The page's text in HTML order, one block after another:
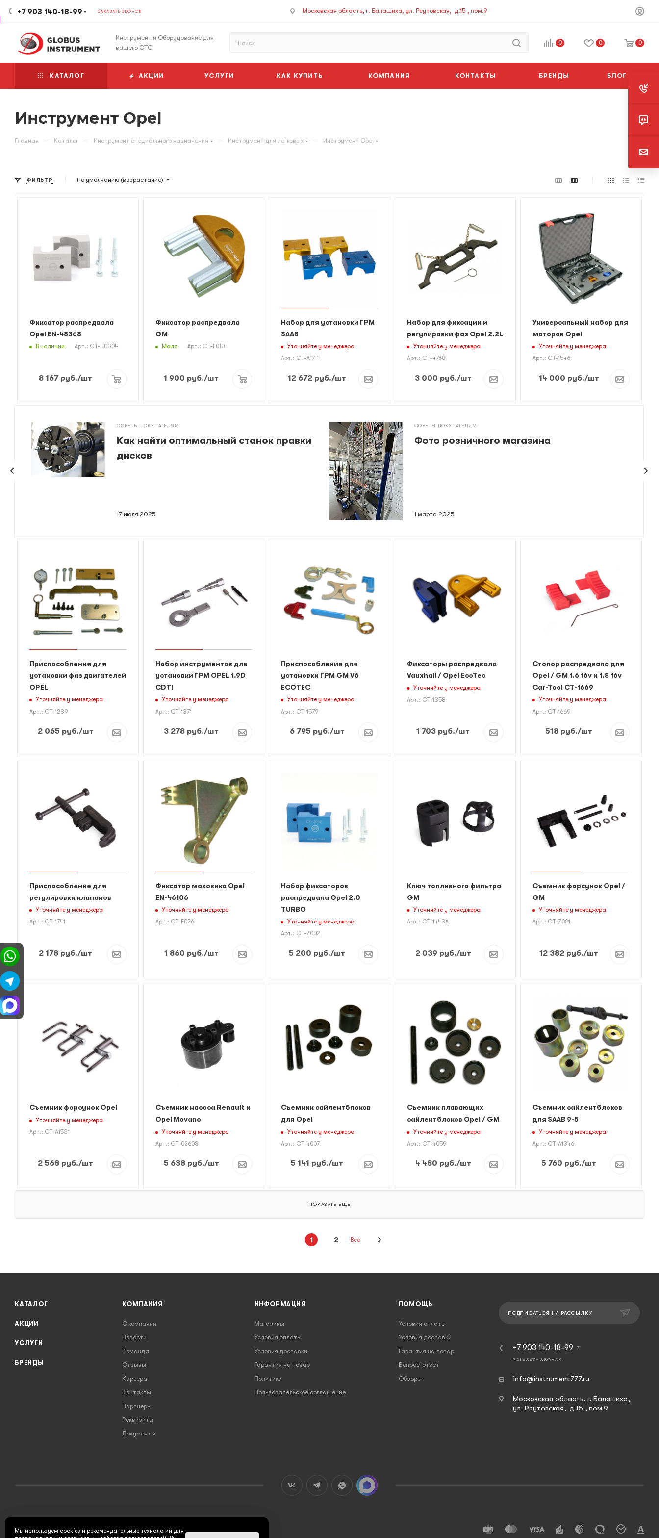
+7 903 140-18-99 ЗАКАЗАТЬ ЗВОНОК Московская область, г. Балашиха, ул. Реутовская, д.15 , пом.9
Инструмент и Оборудование для
вашего СТО
0 0 0
КАТАЛОГ АКЦИИ УСЛУГИ КАК КУПИТЬ КОМПАНИЯ КОНТАКТЫ БРЕНДЫ БЛОГ
Инструмент Opel
Главная — Каталог — Инструмент специального назначения — Инструмент для легковых — Инструмент Opel
ФИЛЬТР По умолчанию (возрастание)
Фиксатор распредвала
Opel EN-48368
В наличии Арт.: CT-U0304
8 167руб./шт
Фиксатор распредвала
GM
Мало Арт.: CT-F010
1 900 руб./шт
Набор для установки ГРМ
SAAB
Уточняйте у менеджера
Арт.: CT-A1711
12 672 руб./шт
Набор для фиксации и
регулировки фаз Opel 2.2L
Уточняйте у менеджера
Арт.: CT-4768
3 000 руб./шт
Универсальный набор для
моторов Opel
Уточняйте у менеджера
Арт.: CT-1546
14 000 руб./шт
СОВЕТЫ ПОКУПАТЕЛЯМ
17 июля 2025
Как найти оптимальный станок правки
дисков
СОВЕТЫ ПОКУПАТЕЛЯМ
1 марта 2025
Фото розничного магазина
Приспособления для
установки фаз двигателей
OPEL
Уточняйте у менеджера
Арт.: CT-1289
2 065 руб./шт
Набор инструментов для
установки ГРМ OPEL 1.9D
CDTi
Уточняйте у менеджера
Арт.: CT-1371
3 278 руб./шт
Приспособления для
установки ГРМ GM V6
ECOTEC
Уточняйте у менеджера
Арт.: CT-1579
6 795 руб./шт
Фиксаторы распредвала
Vauxhall / Opel EcoTec
Уточняйте у менеджера
Арт.: CT-1358
1 703 руб./шт
Стопор распредвала для
Opel / GM 1.6 16v и 1.8 16v
Car-Tool CT-1669
Уточняйте у менеджера
Арт.: CT-1669
518 руб./шт
Приспособление для
регулировки клапанов
Уточняйте у менеджера
Арт.: CT-1741
2 178 руб./шт
Фиксатор маховика Opel
EN-46106
Уточняйте у менеджера
Арт.: CT-F026
1 860 руб./шт
Набор фиксаторов
распредвала Opel 2.0
TURBO
Уточняйте у менеджера
Арт.: CT-Z002
5 200 руб./шт
Ключ топливного фильтра
GM
Уточняйте у менеджера
Арт.: CT-1443A
2 039руб./шт
Съемник форсунок Opel /
GM
Уточняйте у менеджера
Арт.: CT-Z021
12 382 руб./шт
Съемник форсунок Opel
Уточняйте у менеджера
Арт.: CT-A1531
2 568 руб./шт
Съемник насоса Renault и
Opel Movano
Уточняйте у менеджера
Арт.: CT-0260S
5 638руб./шт
Съемник сайлентблоков
для Opel
Уточняйте у менеджера
Арт.: CT-4007
5 141 руб./шт
Съемник плавающих
сайлентблоков Opel / GM
Уточняйте у менеджера
Арт.: CT-4059
4 480 руб./шт
Съемник сайлентблоков
для SAAB 9-5
Уточняйте у менеджера
Арт.: CT-A1346
5 760 руб./шт
ПОКАЗАТЬ ЕЩЕ
1 2 Все
КАТАЛОГ
АКЦИИ
УСЛУГИ
БРЕНДЫ
КОМПАНИЯ
О компании
Новости
Команда
Отзывы
Карьера
Контакты
Партнеры
Реквизиты
Документы
ИНФОРМАЦИЯ
Магазины
Условия оплаты
Условия доставки
Гарантия на товар
Политика
Пользовательское соглашение
ПОМОЩЬ
Условия оплаты
Условия доставки
Гарантия на товар
Вопрос-ответ
Обзоры
ПОДПИСАТЬСЯ НА РАССЫЛКУ
+7 903 140-18-99
ЗАКАЗАТЬ ЗВОНОК
info@instrument777.ru
Московская область, г. Балашиха,
ул. Реутовская, д.15 , пом.9
Мы используем cookies и рекомендательные технологии для